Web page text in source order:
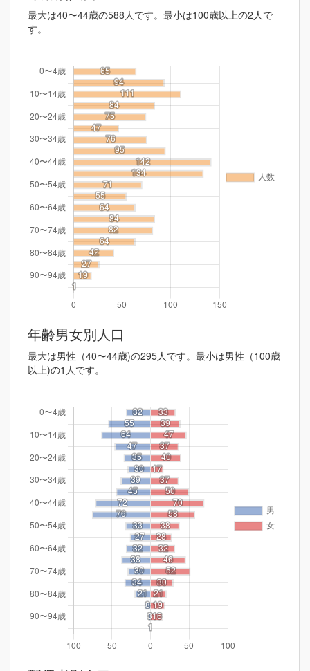
最大は40〜44歳の588人です。最小は100歳以上の2人で
す。
年齢男女別人口
最大は男性（40〜44歳)の295人です。最小は男性（100歳
以上)の1人です。